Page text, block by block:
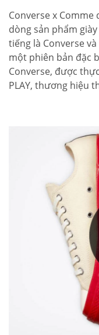
Converse x Comme
dòng sản phẩm
tiếng là Converse
một phiên bản đặc
Converse, được
PLAY, thương hiệu